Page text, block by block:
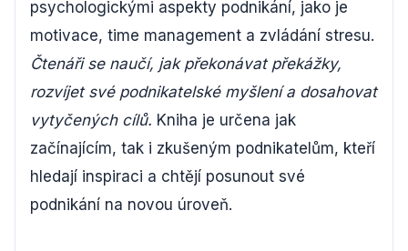
psychologickými aspekty podnikání, jako je
motivace, time management a zvládání stresu.
Čtenáři se naučí, jak překonávat překážky,
rozvíjet své podnikatelské myšlení a dosahovat
vytyčených cílů. Kniha je určena jak
začínajícím, tak i zkušeným podnikatelům, kteří
hledají inspiraci a chtějí posunout své
podnikání na novou úroveň.